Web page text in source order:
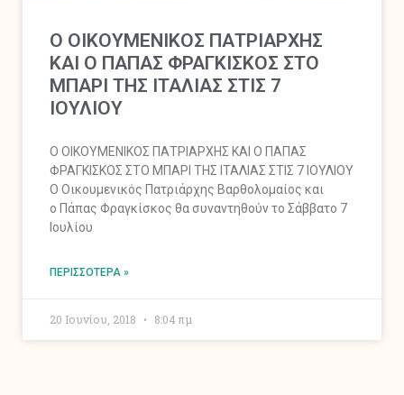
Ο ΟΙΚΟΥΜΕΝΙΚΟΣ ΠΑΤΡΙΑΡΧΗΣ
ΚΑΙ Ο ΠΑΠΑΣ ΦΡΑΓΚΙΣΚΟΣ ΣΤΟ
ΜΠΑΡΙ ΤΗΣ ΙΤΑΛΙΑΣ ΣΤΙΣ 7
ΙΟΥΛΙΟΥ
Ο ΟΙΚΟΥΜΕΝΙΚΟΣ ΠΑΤΡΙΑΡΧΗΣ ΚΑΙ Ο ΠΑΠΑΣ
ΦΡΑΓΚΙΣΚΟΣ ΣΤΟ ΜΠΑΡΙ ΤΗΣ ΙΤΑΛΙΑΣ ΣΤΙΣ 7 ΙΟΥΛΙΟΥ
Ο Οικουμενικός Πατριάρχης Βαρθολομαίος και
ο Πάπας Φραγκίσκος θα συναντηθούν το Σάββατο 7
Ιουλίου
ΠΕΡΙΣΣΌΤΕΡΑ »
20 Ιουνίου, 2018 8:04 πμ